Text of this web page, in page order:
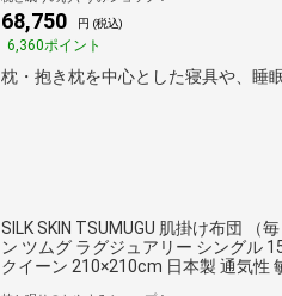
68,750 円 (税込)
6,360ポイント
枕・抱き枕を中心とした寝具や、睡
SILK SKIN TSUMUGU 肌掛け布団
ン ツムグ ラグジュアリー シングル
クイーン 210×210cm 日本製 通気性